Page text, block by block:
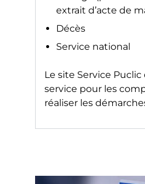
extrait d’acte de
Décès
Service national
Le site Service Puclic
service pour les
réaliser les